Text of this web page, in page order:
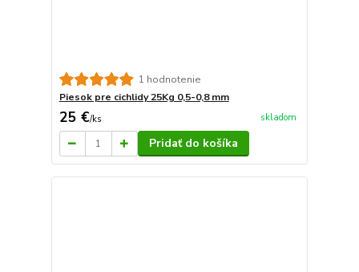
1 hodnotenie
Piesok pre cichlidy 25Kg 0,5-0,8 mm
25 €/ks skladom
Pridať do košíka